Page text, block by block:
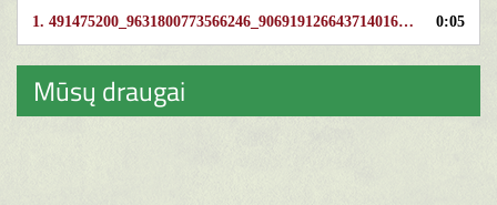
1. 491475200_9631800773566246_9069191266437140162_n 0:05
Mūsų draugai